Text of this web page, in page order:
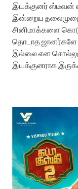
இயக்குனர் ஸ்டீவன்
இன்றைய
சினிமாக்களை
தொடாத ஜானர்களே
இல்லை என
இயக்குனராக